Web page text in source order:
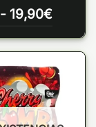
- 19,90€Rango
de
desde
14,90€
hasta
19,90€